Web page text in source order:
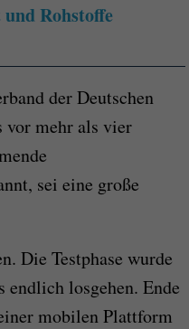
Rohstoffe
der Deutschen
vor mehr als vier
sei eine große
Die Testphase wurde
endlich losgehen. Ende
mobilen Plattform